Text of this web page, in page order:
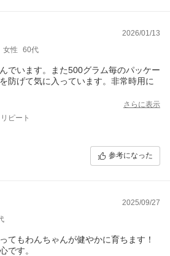
2026/01/13
女性 60代
でいます。また500グラム毎のパッケー
防げて気に入っています。非常時用に
さらに表示
ピート
参考になった
2025/09/27
てもわんちゃんが健やかに育ちます！
です。